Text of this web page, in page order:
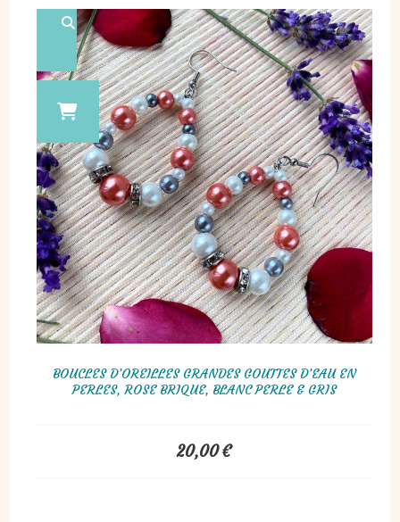
BOUCLES D’OREILLES GRANDES GOUTTES D’EAU EN
PERLES, ROSE BRIQUE, BLANC PERLE & GRIS
20,00€